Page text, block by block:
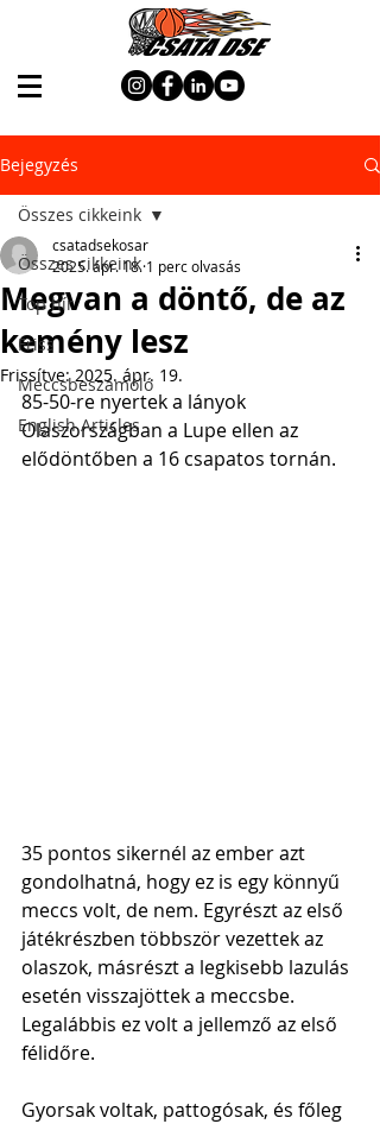
Bejegyzés
Összes cikkeink
Top hír
Friss
Meccsbeszámoló
English Articles
Összes cikkeink
Megvan a döntő, de az
kemény lesz
csatadsekosar
2025. ápr. 18. 1 perc olvasás
Frissítve:2025. ápr. 19.
85-50-re nyertek a lányok
Olaszországban a Lupe ellen az
elődöntőben a 16 csapatos tornán.
35 pontos sikernél az ember azt
gondolhatná, hogy ez is egy könnyű
meccs volt, de nem. Egyrészt az első
játékrészben többször vezettek az
olaszok, másrészt a legkisebb lazulás
esetén visszajöttek a meccsbe.
Legalábbis ez volt a jellemző az első
félidőre.
Gyorsak voltak, pattogósak, és főleg